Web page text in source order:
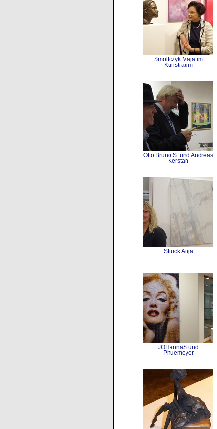
Smoltczyk Maja im
Kunstraum
Otto Bruno S. und Andreas
Kerstan
Struck Anja
JOHannaS und
Phuemeyer